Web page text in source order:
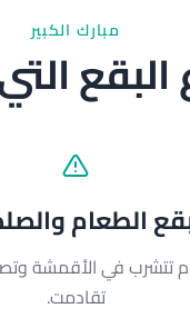
مبارك الكبير
البقع
الطعام
تتشرب في الأقمشة
تقادمت.